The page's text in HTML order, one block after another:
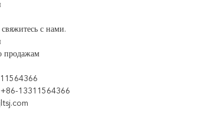
с нами.
продажам
13311564366